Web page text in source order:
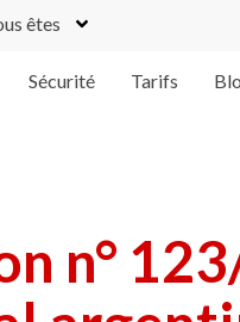
êtes
Sécurité Tarifs
n°